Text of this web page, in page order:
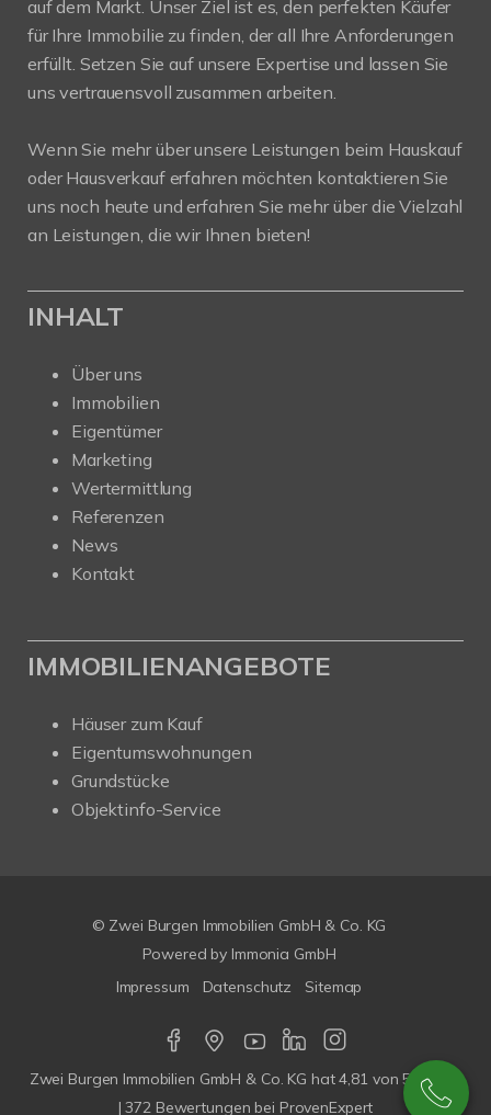
auf dem Markt. Unser Ziel ist es, den perfekten Käufer
für Ihre Immobilie zu finden, der all Ihre Anforderungen
erfüllt. Setzen Sie auf unsere Expertise und lassen Sie
uns vertrauensvoll zusammen arbeiten.
Wenn Sie mehr über unsere Leistungen beim Hauskauf
oder Hausverkauf erfahren möchten kontaktieren Sie
uns noch heute und erfahren Sie mehr über die Vielzahl
an Leistungen, die wir Ihnen bieten!
INHALT
Über uns
Immobilien
Eigentümer
Marketing
Wertermittlung
Referenzen
News
Kontakt
IMMOBILIENANGEBOTE
Häuser zum Kauf
Eigentumswohnungen
Grundstücke
Objektinfo-Service
© Zwei Burgen Immobilien GmbH & Co. KG
Powered by Immonia GmbH
Impressum
Datenschutz Sitemap
Zwei Burgen Immobilien GmbH & Co. KG hat4,81 von5Sterne
|372 Bewertungen bei ProvenExpert